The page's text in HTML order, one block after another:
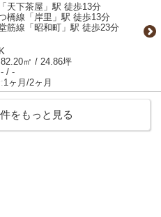
天下茶屋」駅 徒歩13分
橋線「岸里」駅 徒歩13分
筋線「昭和町」駅 徒歩23分
82.20㎡ / 24.86坪
- / -
1ヶ月/2ヶ月
をもっと見る